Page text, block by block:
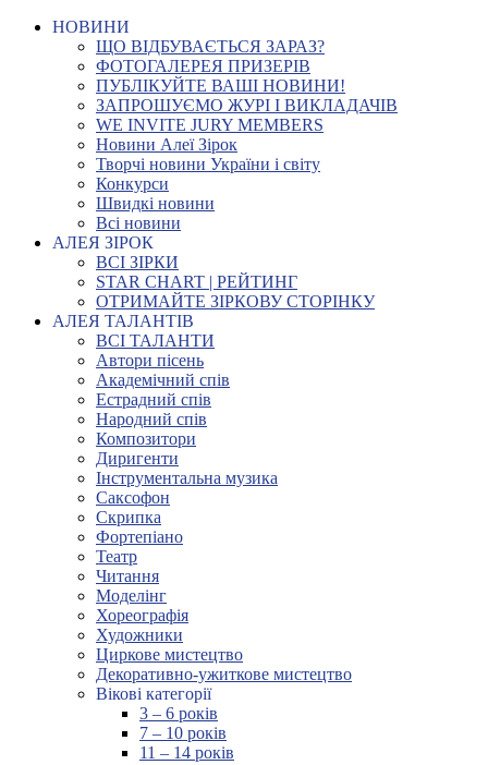
НОВИНИ
ЩО ВІДБУВАЄТЬСЯ ЗАРАЗ?
ФОТОГАЛЕРЕЯ ПРИЗЕРІВ
ПУБЛІКУЙТЕ ВАШІ НОВИНИ!
ЗАПРОШУЄМО ЖУРІ І ВИКЛАДАЧІВ
WE INVITE JURY MEMBERS
Новини Алеї Зірок
Творчі новини України і світу
Конкурси
Швидкі новини
Всі новини
АЛЕЯ ЗІРОК
ВСІ ЗІРКИ
STAR CHART | РЕЙТИНГ
ОТРИМАЙТЕ ЗІРКОВУ СТОРІНКУ
АЛЕЯ ТАЛАНТІВ
ВСІ ТАЛАНТИ
Автори пісень
Академічний спів
Естрадний спів
Народний спів
Композитори
Диригенти
Інструментальна музика
Саксофон
Скрипка
Фортепіано
Театр
Читання
Моделінг
Хореографія
Художники
Циркове мистецтво
Декоративно-ужиткове мистецтво
Вікові категорії
3 – 6 років
7 – 10 років
11 – 14 років